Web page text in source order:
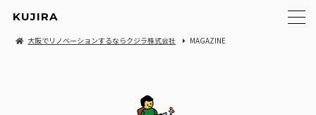
KUJIRA
大阪でリノベーションするならクジラ株式会社 MAGAZINE